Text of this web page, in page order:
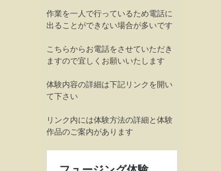
作業を一人で行っているため電話に
出ることができない場合が多いです
こちらからお電話をさせていただき
ますので宜しくお願いいたします
体験内容の詳細は下記リンクを開い
て下さい
リンク内には体験方法の詳細と体験
作品のご案内があります